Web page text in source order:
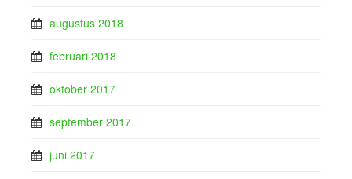
augustus 2018
februari 2018
oktober 2017
september 2017
juni 2017